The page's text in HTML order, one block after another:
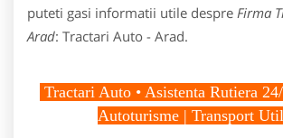
puteti gasi informatii utile despre Firma
Arad: Tractari Auto - Arad.
Tractari Auto • Asistenta Rutiera
Autoturisme | Transport